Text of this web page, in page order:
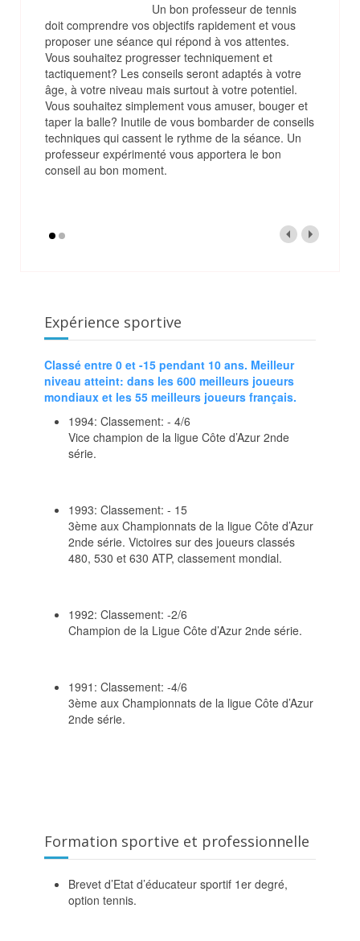
Un bon professeur de tennis
doit comprendre vos objectifs rapidement et vous
proposer une séance qui répond à vos attentes.
Vous souhaitez progresser techniquement et
tactiquement? Les conseils seront adaptés à votre
âge, à votre niveau mais surtout à votre potentiel.
Vous souhaitez simplement vous amuser, bouger et
taper la balle? Inutile de vous bombarder de conseils
techniques qui cassent le rythme de la séance. Un
professeur expérimenté vous apportera le bon
conseil au bon moment.
Expérience sportive
Classé entre 0 et -15 pendant 10 ans. Meilleur
niveau atteint: dans les 600 meilleurs joueurs
mondiaux et les 55 meilleurs joueurs français.
1994: Classement: - 4/6
Vice champion de la ligue Côte d’Azur 2nde
série.
1993: Classement: - 15
3ème aux Championnats de la ligue Côte d’Azur
2nde série. Victoires sur des joueurs classés
480, 530 et 630 ATP, classement mondial.
1992: Classement: -2/6
Champion de la Ligue Côte d’Azur 2nde série.
1991: Classement: -4/6
3ème aux Championnats de la ligue Côte d’Azur
2nde série.
Formation sportive et professionnelle
Brevet d’Etat d’éducateur sportif 1er degré,
option tennis.